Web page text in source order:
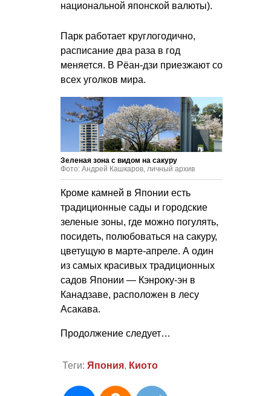
национальной японской валюты).
Парк работает круглогодично,
расписание два раза в год
меняется. В Рёан-дзи приезжают со
всех уголков мира.
Зеленая зона с видом на сакуру
Фото: Андрей Кашкаров, личный архив
Кроме камней в Японии есть
традиционные сады и городские
зеленые зоны, где можно погулять,
посидеть, полюбоваться на сакуру,
цветущую в марте-апреле. А один
из самых красивых традиционных
садов Японии — Кэнроку-эн в
Канадзаве, расположен в лесу
Асакава.
Продолжение следует…
Теги: Япония, Киото